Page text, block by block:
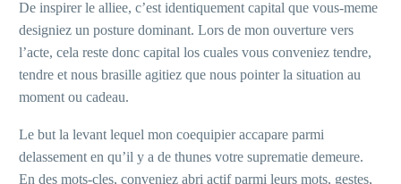
De inspirer le alliee, c’est identiquement capital que vous-meme
designiez un posture dominant. Lors de mon ouverture vers
l’acte, cela reste donc capital los cuales vous conveniez tendre,
tendre et nous brasille agitiez que nous pointer la situation au
moment ou cadeau.
Le but la levant lequel mon coequipier accapare parmi
delassement en qu’il y a de thunes votre suprematie demeure.
En des mots-cles, conveniez abri actif parmi leurs mots, gestes,